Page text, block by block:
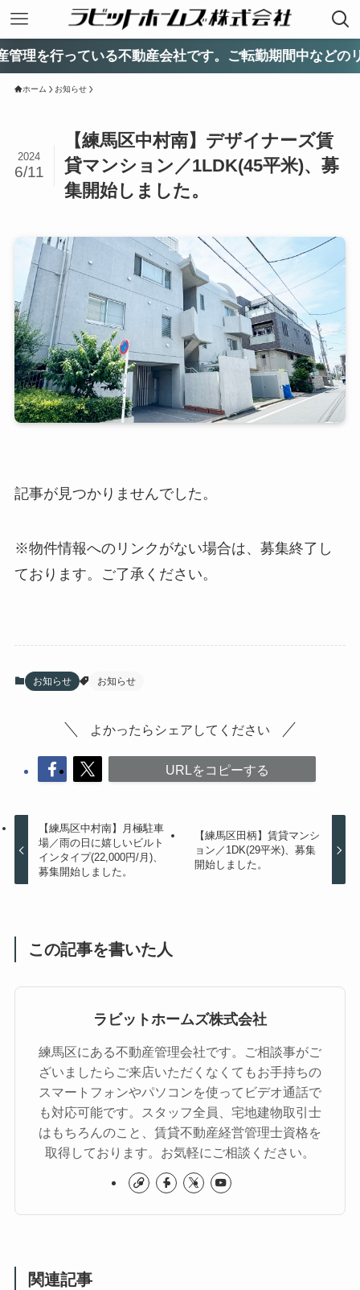
マン
ホーム お知らせ
【練馬区中村南】デザイナーズ賃
貸マンション／1LDK(45平米)、募
集開始しました。
2024
6/11
記事が見つかりませんでした。
※物件情報へのリンクがない場合は、募集終了し
ております。ご了承ください。
お知らせ お知らせ
よかったらシェアしてください
URLをコピーする
【練馬区中村南】月極駐車
場／雨の日に嬉しいビルト
インタイプ(22,000円/月)、
募集開始しました。
【練馬区田柄】賃貸マンシ
ョン／1DK(29平米)、募集
開始しました。
この記事を書いた人
ラビットホームズ株式会社
練馬区にある不動産管理会社です。ご相談事がご
ざいましたらご来店いただくなくてもお手持ちの
スマートフォンやパソコンを使ってビデオ通話で
も対応可能です。スタッフ全員、宅地建物取引士
はもちろんのこと、賃貸不動産経営管理士資格を
取得しております。お気軽にご相談ください。
関連記事